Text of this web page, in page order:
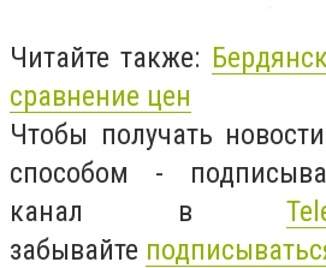
Читайте также:
сравнение цен
Чтобы получать
способом -
канал в
забывайте